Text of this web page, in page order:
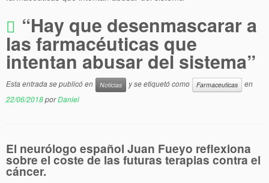
“Hay que desenmascarar a
las farmacéuticas que
intentan abusar del sistema”
Esta entrada se publicó en Noticias y se etiquetó como Farmaceuticas
en
22/06/2018porDaniel
El neurólogo español Juan Fueyo reflexiona
sobre el coste de las futuras terapias contra el
cáncer.